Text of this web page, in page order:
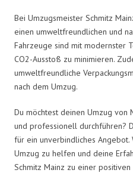
Bei Umzugsmeister Schmitz
einen umweltfreundlichen und
Fahrzeuge sind mit modernster
CO2-Ausstoß zu minimieren.
umweltfreundliche
nach dem Umzug.
Du möchtest deinen Umzug von
und professionell durchführen?
für ein unverbindliches
Umzug zu helfen und deine
Schmitz Mainz zu einer positiven